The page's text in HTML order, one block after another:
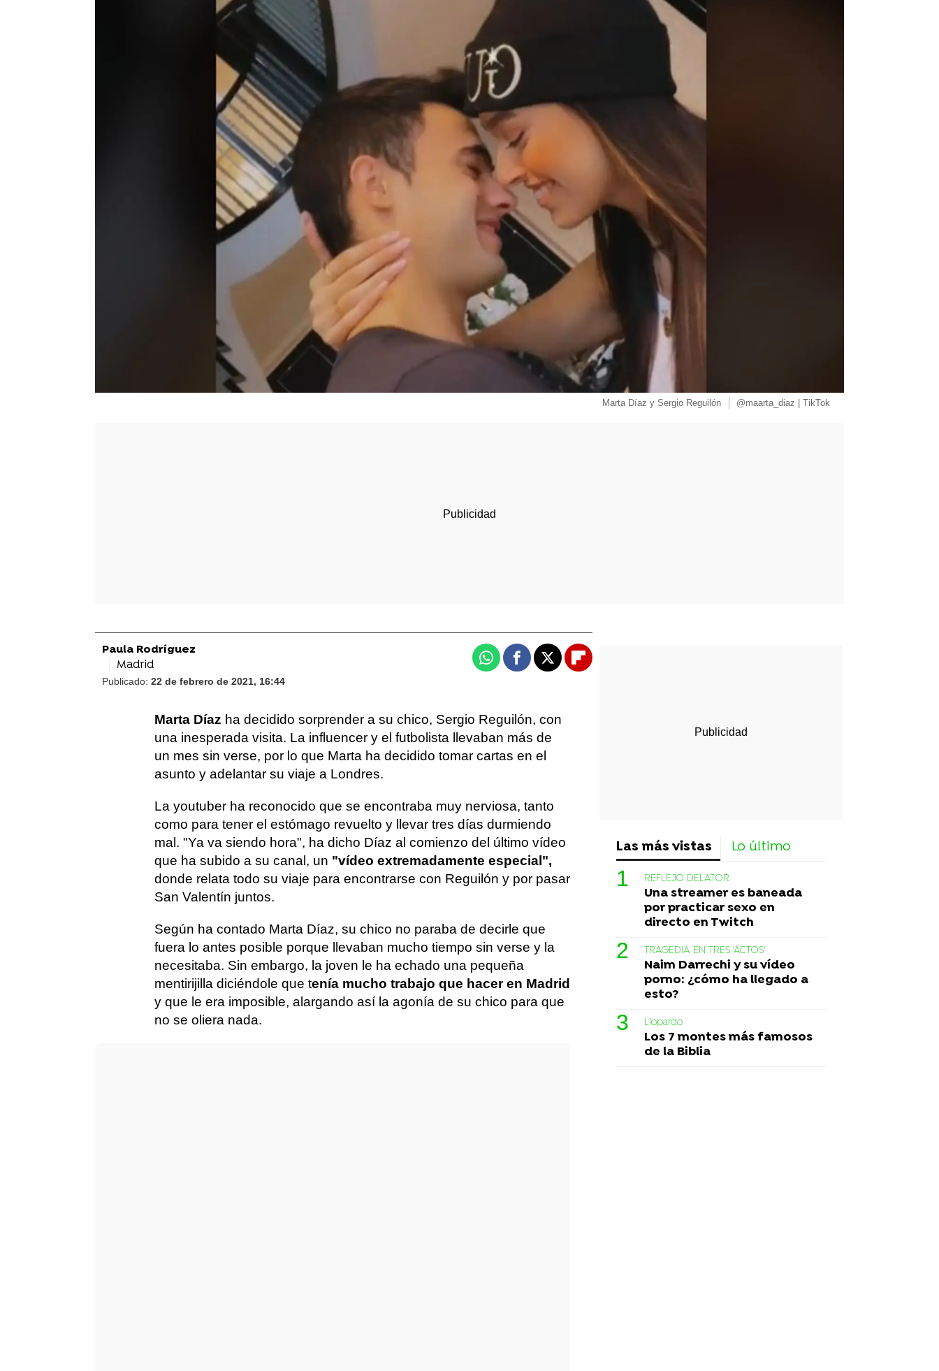
Marta Díaz y Sergio Reguilón @maarta_diaz | TikTok
Paula Rodríguez
Madrid
Publicado: 22 de febrero de 2021, 16:44
WhatsappFacebook
X Flipboard
Marta Díaz ha decidido sorprender a su chico, Sergio Reguilón, con
una inesperada visita. La influencer y el futbolista llevaban más de
un mes sin verse, por lo que Marta ha decidido tomar cartas en el
asunto y adelantar su viaje a Londres.
La youtuber ha reconocido que se encontraba muy nerviosa, tanto
como para tener el estómago revuelto y llevar tres días durmiendo
mal. "Ya va siendo hora", ha dicho Díaz al comienzo del último vídeo
que ha subido a su canal, un "vídeo extremadamente especial",
donde relata todo su viaje para encontrarse con Reguilón y por pasar
San Valentín juntos.
Según ha contado Marta Díaz, su chico no paraba de decirle que
fuera lo antes posible porque llevaban mucho tiempo sin verse y la
necesitaba. Sin embargo, la joven le ha echado una pequeña
mentirijilla diciéndole que tenía mucho trabajo que hacer en Madrid
y que le era imposible, alargando así la agonía de su chico para que
no se oliera nada.
Las más vistas Lo último
REFLEJO DELATOR
Una streamer es baneada
por practicar sexo en
directo en Twitch
TRAGEDIA EN TRES 'ACTOS'
Naim Darrechi y su vídeo
porno: ¿cómo ha llegado a
esto?
Liopardo
Los 7 montes más famosos
de la Biblia